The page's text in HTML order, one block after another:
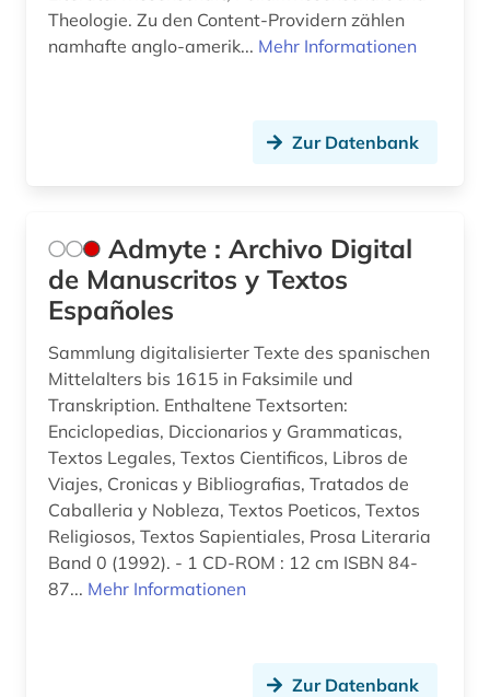
brandenburg (1)
brauch (1)
bretonisch (1)
brief (4)
briefe (1)
briefsammlung (2)
british academy (1)
british national corpus (1)
Theologie. Zu den Content-Providern zählen
namhafte anglo-amerik... Mehr Informationen
Zur Datenbank
Admyte : Archivo Digital
de Manuscritos y Textos
Españoles
Sammlung digitalisierter Texte des spanischen
Mittelalters bis 1615 in Faksimile und
Transkription. Enthaltene Textsorten:
Enciclopedias, Diccionarios y Grammaticas,
Textos Legales, Textos Cientificos, Libros de
Viajes, Cronicas y Bibliografias, Tratados de
Caballeria y Nobleza, Textos Poeticos, Textos
Religiosos, Textos Sapientiales, Prosa Literaria
Band 0 (1992). - 1 CD-ROM : 12 cm ISBN 84-
87... Mehr Informationen
Zur Datenbank